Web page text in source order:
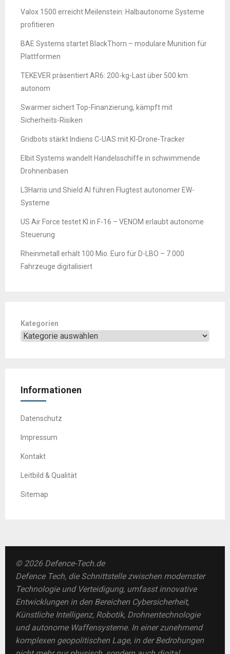
Valox 1500 erreicht Meilenstein: Halbautonome Systeme
profitieren
BAE Systems startet BlackThorn – modulare Munition für
Plattformen
TEKEVER präsentiert AR6: 200-kg-Last über 500 km
autonom
Swarmer sichert Top-Finanzierung, kämpft mit
Sicherheits-Risiken
Gridbots stärkt Indiens C-UAS mit KI-Drone-Tracker
Elbit Systems wandelt Handelsschiffe in schwimmende
Drohnenbasen
L3Harris und Shield AI führen Flugtest autonomer EW-
Systeme
US Air Force testet KI in F-16 – VENOM erlaubt autonome
Steuerung
Rheinmetall erhält 100 Mio. Euro für D-LBO – 7.000
Fahrzeuge digitalisiert
Kategorien
Informationen
Datenschutz
Impressum
Kontakt
Leitbild & Qualität
Sitemap
© 2026 Defence-Tech.de
Defence Tech, die Schnittstelle zwischen modernster
Technologie und Verteidigung, umfasst innovative
Entwicklungen in den Bereichen Cybersicherheit,
Künstliche Intelligenz, Robotik, Drohnentechnologie
und autonome Waffensysteme. In einer zunehmend
komplexen geopolitischen Lage, in der Bedrohungen